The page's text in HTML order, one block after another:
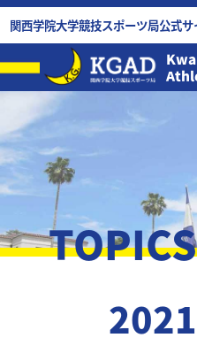
関西学院大学競技スポーツ局公式サ